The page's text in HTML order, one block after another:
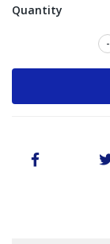
Quantity
-